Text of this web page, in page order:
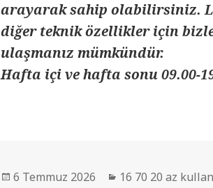
arayarak sahip olabilirsiniz.
diğer teknik özellikler için
ulaşmanız mümkündür.
Hafta içi ve hafta sonu 09.00-
Yayın
6 Temmuz 2026 Kategoriler
16 70 20 az